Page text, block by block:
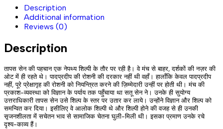
Description
Additional information
Reviews (0)
Description
तापस सेन की पहचान एक नेपथ्य शिल्पी के तौर पर रही है। वे मंच से बाहर, दर्शकों की नज़र की
ओट में ही रहते थे। पादप्रदीप की रोशनी की दरकार नहीं थी वहाँ। हालाँकि केवल पादप्रदीप
नहीं, पूरे प्रेक्षागृह की रोशनी को नियन्त्रित करने की ज़िम्मेदारी उन्हीं पर होती थी। मंच की
प्रकाश-व्यवस्था को विज्ञान के पर्याय तक पहुँचाया था सतू सेन ने। उनके ही सुयोग्य
उत्तराधिकारी तापस सेन उसे शिल्प के स्तर पर उतार कर लाये। उन्‍होंने विज्ञान और शिल्प को
समन्वित कर दिया। इसीलिए वे आलोक शिल्पी थे और शिल्पी होने की वजह से ही उनकी
सृजनशीलता में सचेतन भाव से सामाजिक चेतना घुली-मिली थी। इसका प्रमाण उनके रचे
दृश्य-काव्य हैं।